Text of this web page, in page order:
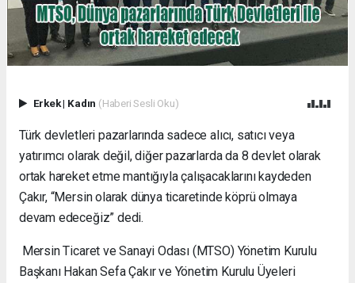
Erkek| Kadın (Haberi Sesli Oku)
Türk devletleri pazarlarında sadece alıcı, satıcı veya
yatırımcı olarak değil, diğer pazarlarda da 8 devlet olarak
ortak hareket etme mantığıyla çalışacaklarını kaydeden
Çakır, “Mersin olarak dünya ticaretinde köprü olmaya
devam edeceğiz” dedi.
Mersin Ticaret ve Sanayi Odası (MTSO) Yönetim Kurulu
Başkanı Hakan Sefa Çakır ve Yönetim Kurulu Üyeleri